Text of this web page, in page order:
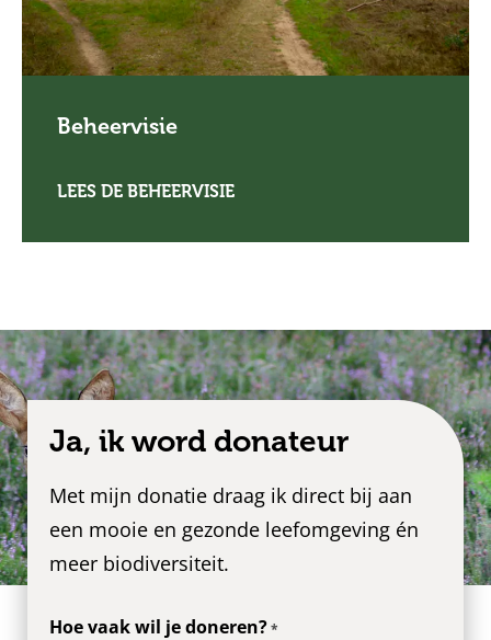
Beheervisie
LEES DE BEHEERVISIE
Ja, ik word donateur
Met mijn donatie draag ik direct bij aan
een mooie en gezonde leefomgeving én
meer biodiversiteit.
Hoe vaak wil je doneren?